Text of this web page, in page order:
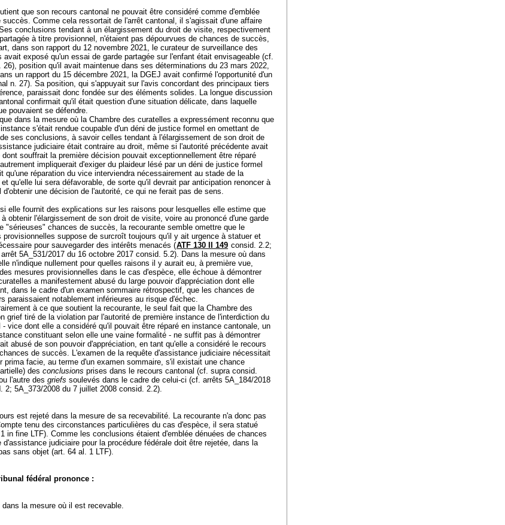
que son recours cantonal ne pouvait être considéré comme d'emblée
succès. Comme cela ressortait de l'arrêt cantonal, il s'agissait d'une affaire
conclusions tendant à un élargissement du droit de visite, respectivement
à titre provisionnel, n'étaient pas dépourvues de chances de succès,
dans son rapport du 12 novembre 2021, le curateur de surveillance des
avait exposé qu'un essai de garde partagée sur l'enfant était envisageable (cf.
26), position qu'il avait maintenue dans ses déterminations du 23 mars 2022,
un rapport du 15 décembre 2021, la DGEJ avait confirmé l'opportunité d'un
n. 27). Sa position, qui s'appuyait sur l'avis concordant des principaux tiers
paraissait donc fondée sur des éléments solides. La longue discussion
confirmait qu'il était question d'une situation délicate, dans laquelle
pouvaient se défendre.
dans la mesure où la Chambre des curatelles a expressément reconnu que
s'était rendue coupable d'un déni de justice formel en omettant de
ses conclusions, à savoir celles tendant à l'élargissement de son droit de
judiciaire était contraire au droit, même si l'autorité précédente avait
souffrait la première décision pouvait exceptionnellement être réparé
impliquerait d'exiger du plaideur lésé par un déni de justice formel
qu'une réparation du vice interviendra nécessairement au stade de la
qu'elle lui sera défavorable, de sorte qu'il devrait par anticipation renoncer à
d'obtenir une décision de l'autorité, ce qui ne ferait pas de sens.
elle fournit des explications sur les raisons pour lesquelles elle estime que
obtenir l'élargissement de son droit de visite, voire au prononcé d'une garde
"sérieuses" chances de succès, la recourante semble omettre que le
provisionnelles suppose de surcroît toujours qu'il y ait urgence à statuer et
pour sauvegarder des intérêts menacés (ATF 130 II 149 consid. 2.2;
5A_531/2017 du 16 octobre 2017 consid. 5.2). Dans la mesure où dans
n'indique nullement pour quelles raisons il y aurait eu, à première vue,
mesures provisionnelles dans le cas d'espèce, elle échoue à démontrer
a manifestement abusé du large pouvoir d'appréciation dont elle
dans le cadre d'un examen sommaire rétrospectif, que les chances de
paraissaient notablement inférieures au risque d'échec.
à ce que soutient la recourante, le seul fait que la Chambre des
grief tiré de la violation par l'autorité de première instance de l'interdiction du
vice dont elle a considéré qu'il pouvait être réparé en instance cantonale, un
constituant selon elle une vaine formalité - ne suffit pas à démontrer
abusé de son pouvoir d'appréciation, en tant qu'elle a considéré le recours
de succès. L'examen de la requête d'assistance judiciaire nécessitait
prima facie, au terme d'un examen sommaire, s'il existait une chance
des conclusions prises dans le recours cantonal (cf. supra consid.
l'autre des griefs soulevés dans le cadre de celui-ci (cf. arrêts 5A_184/2018
2; 5A_373/2008 du 7 juillet 2008 consid. 2.2).
est rejeté dans la mesure de sa recevabilité. La recourante n'a donc pas
tenu des circonstances particulières du cas d'espèce, il sera statué
in fine LTF). Comme les conclusions étaient d'emblée dénuées de chances
judiciaire pour la procédure fédérale doit être rejetée, dans la
sans objet (art. 64 al. 1 LTF).
fédéral prononce :
la mesure où il est recevable.